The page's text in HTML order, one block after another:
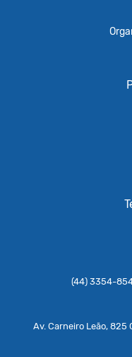
(44) 3354-
Av. Carneiro Leão, 825